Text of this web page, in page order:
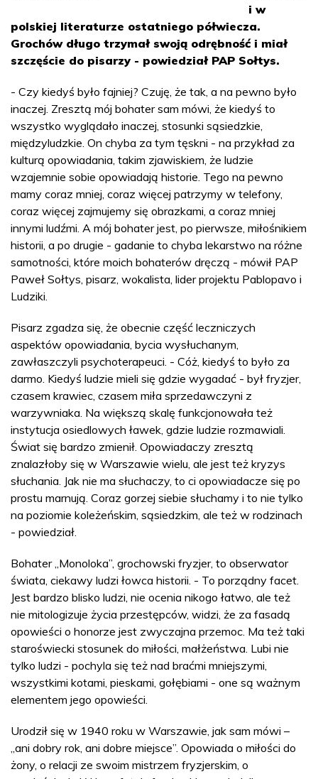
i w
polskiej literaturze ostatniego półwiecza.
Grochów długo trzymał swoją odrębność i miał
szczęście do pisarzy - powiedział PAP Sołtys.
- Czy kiedyś było fajniej? Czuję, że tak, a na pewno było
inaczej. Zresztą mój bohater sam mówi, że kiedyś to
wszystko wyglądało inaczej, stosunki sąsiedzkie,
międzyludzkie. On chyba za tym tęskni - na przykład za
kulturą opowiadania, takim zjawiskiem, że ludzie
wzajemnie sobie opowiadają historie. Tego na pewno
mamy coraz mniej, coraz więcej patrzymy w telefony,
coraz więcej zajmujemy się obrazkami, a coraz mniej
innymi ludźmi. A mój bohater jest, po pierwsze, miłośnikiem
historii, a po drugie - gadanie to chyba lekarstwo na różne
samotności, które moich bohaterów dręczą - mówił PAP
Paweł Sołtys, pisarz, wokalista, lider projektu Pablopavo i
Ludziki.
Pisarz zgadza się, że obecnie część leczniczych
aspektów opowiadania, bycia wysłuchanym,
zawłaszczyli psychoterapeuci. - Cóż, kiedyś to było za
darmo. Kiedyś ludzie mieli się gdzie wygadać - był fryzjer,
czasem krawiec, czasem miła sprzedawczyni z
warzywniaka. Na większą skalę funkcjonowała też
instytucja osiedlowych ławek, gdzie ludzie rozmawiali.
Świat się bardzo zmienił. Opowiadaczy zresztą
znalazłoby się w Warszawie wielu, ale jest też kryzys
słuchania. Jak nie ma słuchaczy, to ci opowiadacze się po
prostu marnują. Coraz gorzej siebie słuchamy i to nie tylko
na poziomie koleżeńskim, sąsiedzkim, ale też w rodzinach
- powiedział.
Bohater „Monoloka”, grochowski fryzjer, to obserwator
świata, ciekawy ludzi łowca historii. - To porządny facet.
Jest bardzo blisko ludzi, nie ocenia nikogo łatwo, ale też
nie mitologizuje życia przestępców, widzi, że za fasadą
opowieści o honorze jest zwyczajna przemoc. Ma też taki
staroświecki stosunek do miłości, małżeństwa. Lubi nie
tylko ludzi - pochyla się też nad braćmi mniejszymi,
wszystkimi kotami, pieskami, gołębiami - one są ważnym
elementem jego opowieści.
Urodził się w 1940 roku w Warszawie, jak sam mówi –
„ani dobry rok, ani dobre miejsce”. Opowiada o miłości do
żony, o relacji ze swoim mistrzem fryzjerskim, o